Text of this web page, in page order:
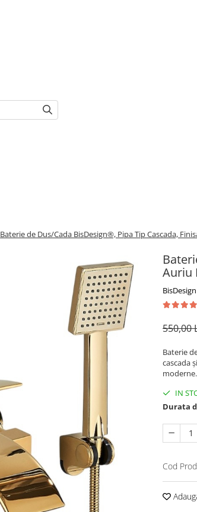
Baterie de Dus/Cada BisDesign®, Pipa Tip Cascada,
Auriu
BisDesign
550,00
Baterie
cascada
moderne.
IN
Durata
Cod